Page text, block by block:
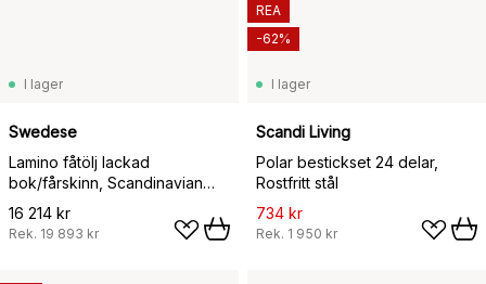
I lager
Swedese
Lamino fåtölj lackad
bok/fårskinn, Scandinavian
Grey (grå)
16 214 kr
Rek. 19 893 kr
I lager
Scandi Living
Polar bestickset 24 delar,
Rostfritt stål
734 kr
Rek. 1 950 kr
REA
-62%